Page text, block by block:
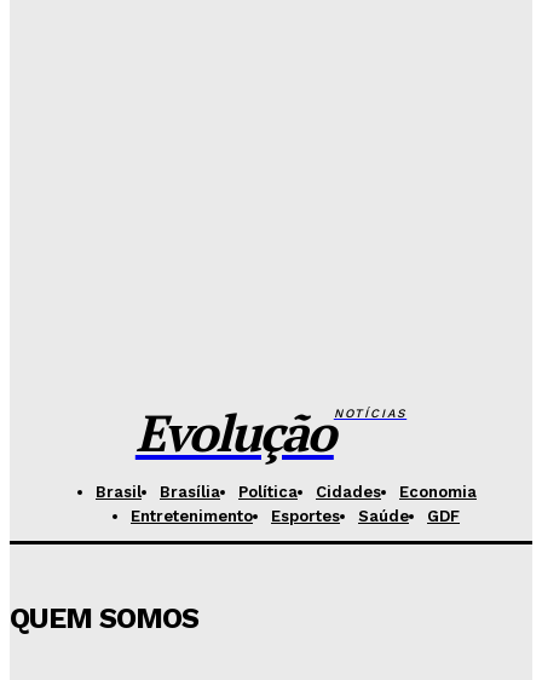
EvoluçãoNOTÍCIAS
Brasil Brasília Política Cidades
Economia
Entretenimento
Esportes Saúde GDF
QUEM SOMOS